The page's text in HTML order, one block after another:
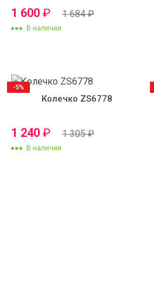
1 600 ₽ 1 684₽
В наличии
Колечко ZS6778
1 240 ₽ 1 305₽
В наличии
-5%